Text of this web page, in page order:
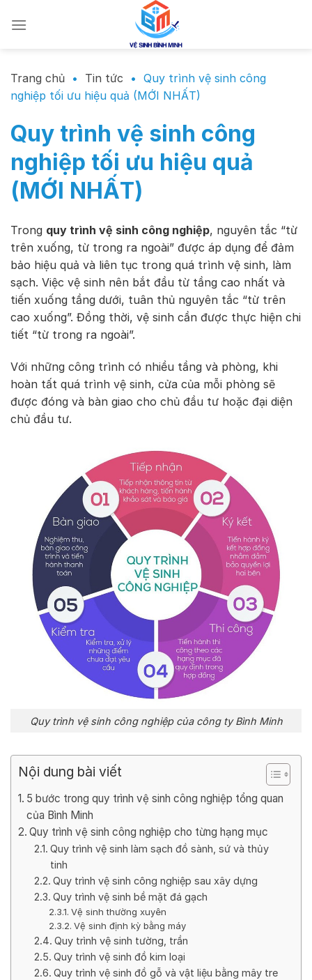
đến
Trang chủ • Tin tức • Quy trình vệ sinh công
nghiệp tối ưu hiệu quả (MỚI NHẤT)
Quy trình vệ sinh công
nghiệp tối ưu hiệu quả
(MỚI NHẤT)
Trong quy trình vệ sinh công nghiệp, nguyên tắc “từ
trên xuống, từ trong ra ngoài” được áp dụng để đảm
bảo hiệu quả và liên tục trong quá trình vệ sinh, làm
sạch. Việc vệ sinh nên bắt đầu từ tầng cao nhất và
tiến xuống tầng dưới, tuân thủ nguyên tắc “từ trên
cao xuống”. Đồng thời, vệ sinh cần được thực hiện chi
tiết “từ trong ra ngoài”.
Với những công trình có nhiều tầng và phòng, khi
hoàn tất quá trình vệ sinh, cửa của mỗi phòng sẽ
được đóng và bàn giao cho chủ đầu tư hoặc đại diện
chủ đầu tư.
Quy trình vệ sinh công nghiệp của công ty Bình Minh
Nội dung bài viết
5 bước trong quy trình vệ sinh công nghiệp tổng quan
của Bình Minh
Quy trình vệ sinh công nghiệp cho từng hạng mục
Quy trình vệ sinh làm sạch đồ sành, sứ và thủy
tinh
Quy trình vệ sinh công nghiệp sau xây dựng
Quy trình vệ sinh bề mặt đá gạch
Vệ sinh thường xuyên
Vệ sinh định kỳ bằng máy
Quy trình vệ sinh tường, trần
Quy trình vệ sinh đồ kim loại
Quy trình vệ sinh đồ gỗ và vật liệu bằng mây tre